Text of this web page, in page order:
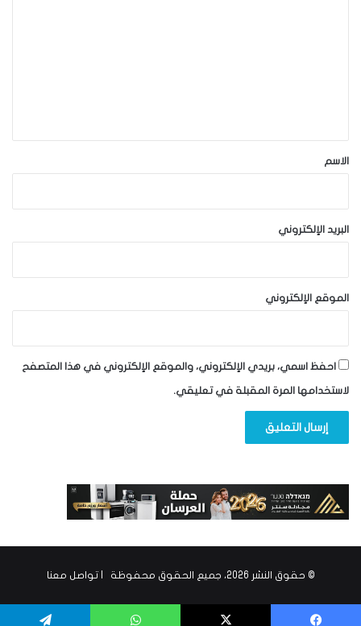
*الاسم
البريد الإلكتروني
الموقع الإلكتروني
احفظ اسمي، بريدي الإلكتروني، والموقع الإلكتروني في هذا المتصفح
لاستخدامها المرة المقبلة في تعليقي.
© حقوق النشر 2026، جميع الحقوق محفوظة | تواصل معنا